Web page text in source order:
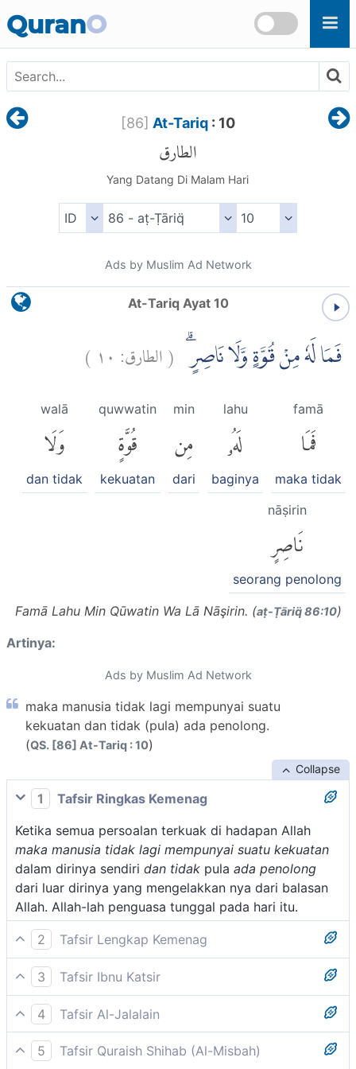
QuranO
[86] At-Tariq: 10
الطارق
Yang Datang Di Malam Hari
Ads by Muslim Ad Network
At-Tariq Ayat 10
فَمَا لَهٗ مِنْ قُوَّةٍ وَّلَا نَاصِرٍۗ (الطارق: ١٠ )
famā
فَمَا
maka tidak
lahu
لَهُۥ
baginya
min
مِن
dari
quwwatin
قُوَّةٍ
kekuatan
walā
وَلَا
dan tidak
nāṣirin
نَاصِرٍ
seorang penolong
Famā Lahu Min Qūwatin Wa Lā Nāşirin. (aṭ-Ṭāriq̈ 86:10)
Artinya:
Ads by Muslim Ad Network
maka manusia tidak lagi mempunyai suatu
kekuatan dan tidak (pula) ada penolong.
(QS. [86] At-Tariq : 10)
Collapse
1
Tafsir Ringkas Kemenag
Ketika semua persoalan terkuak di hadapan Allah
maka manusia tidak lagi mempunyai suatu kekuatan
dalam dirinya sendiri dan tidak pula ada penolong
dari luar dirinya yang mengelakkan nya dari balasan
Allah. Allah-lah penguasa tunggal pada hari itu.
2
Tafsir Lengkap Kemenag
Dalam ayat-ayat ini diterangkan bahwa Allah akan
membangkitkan manusia kembali pada hari yang
ditampakkan segala rahasia, yaitu hari Kiamat. Ketika
itu, tidak seorang pun dapat luput dari apa yang
sudah ditentukan sebagai balasan atas perbuatannya,
3
Tafsir Ibnu Katsir
Allah Swt. bersumpah dengan menyebut nama langit
dan semua bintang yang bersinar terang yang
menghiasinya. Untuk itu, maka disebutkan oleh
firman-Nya:
4
Tafsir Al-Jalalain
(Maka sekali-kali tidak ada bagi manusia itu) yaitu
bagi orang yang tidak mempercayai adanya hari
5 Tafsir Quraish Shihab (Al-Misbah)